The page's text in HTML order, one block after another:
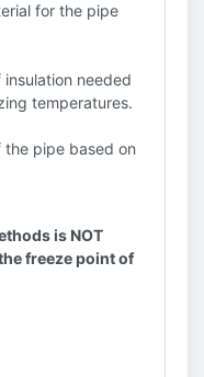
for the pipe
needed
temperatures.
the pipe based on
is NOT
freeze point of